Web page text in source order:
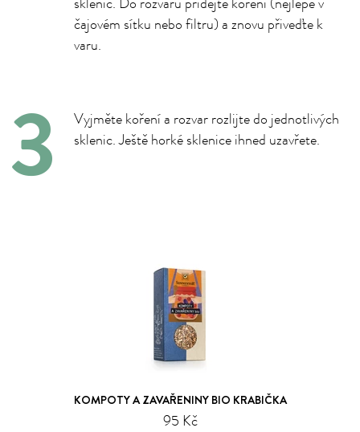
sklenic. Do rozvaru přidejte koření (nejlépe v
čajovém sítku nebo filtru) a znovu přiveďte k
varu.
Vyjměte koření a rozvar rozlijte do jednotlivých
sklenic. Ještě horké sklenice ihned uzavřete.
KOMPOTY A ZAVAŘENINY BIO KRABIČKA
95 Kč